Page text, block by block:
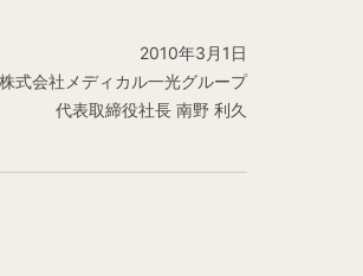
2010年3月1日
株式会社メディカル一光グループ
代表取締役社長 南野 利久